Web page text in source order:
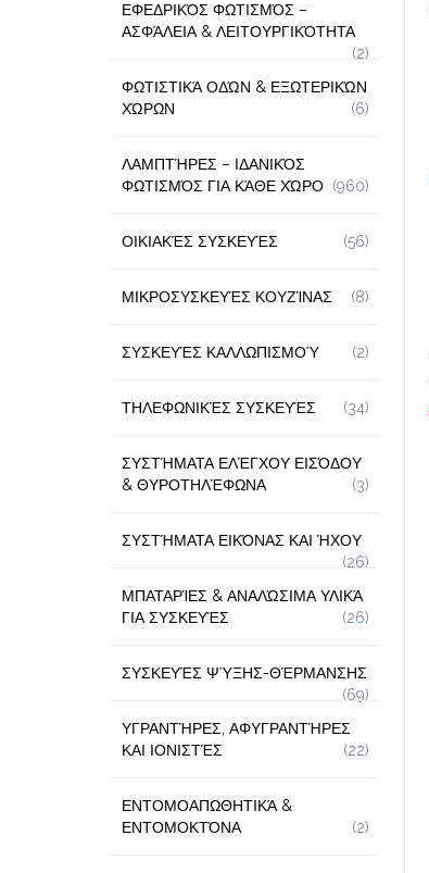
ΕΦΕΔΡΙΚΌΣ ΦΩΤΙΣΜΌΣ –
ΑΣΦΆΛΕΙΑ & ΛΕΙΤΟΥΡΓΙΚΌΤΗΤΑ
(2)
ΦΩΤΙΣΤΙΚΆ ΟΔΏΝ & ΕΞΩΤΕΡΙΚΏΝ
ΧΏΡΩΝ
(6)
ΛΑΜΠΤΉΡΕΣ – ΙΔΑΝΙΚΌΣ
ΦΩΤΙΣΜΌΣ ΓΙΑ ΚΆΘΕ ΧΏΡΟ (960)
ΟΙΚΙΑΚΈΣ ΣΥΣΚΕΥΈΣ (56)
ΜΙΚΡΟΣΥΣΚΕΥΈΣ ΚΟΥΖΊΝΑΣ (8)
ΣΥΣΚΕΥΈΣ ΚΑΛΛΩΠΙΣΜΟΎ (2)
ΤΗΛΕΦΩΝΙΚΈΣ ΣΥΣΚΕΥΈΣ (34)
ΣΥΣΤΉΜΑΤΑ ΕΛΈΓΧΟΥ ΕΙΣΌΔΟΥ
& ΘΥΡΟΤΗΛΈΦΩΝΑ
(3)
ΣΥΣΤΉΜΑΤΑ ΕΙΚΌΝΑΣ ΚΑΙ ΉΧΟΥ
(26)
ΜΠΑΤΑΡΊΕΣ & ΑΝΑΛΏΣΙΜΑ ΥΛΙΚΆ
ΓΙΑ ΣΥΣΚΕΥΈΣ
(26)
ΣΥΣΚΕΥΈΣ ΨΎΞΗΣ-ΘΈΡΜΑΝΣΗΣ
(69)
ΥΓΡΑΝΤΉΡΕΣ, ΑΦΥΓΡΑΝΤΉΡΕΣ
ΚΑΙ ΙΟΝΙΣΤΈΣ
(22)
ΕΝΤΟΜΟΑΠΩΘΗΤΙΚΆ &
ΕΝΤΟΜΟΚΤΌΝΑ
(2)